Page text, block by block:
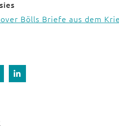
Bölls Briefe aus dem